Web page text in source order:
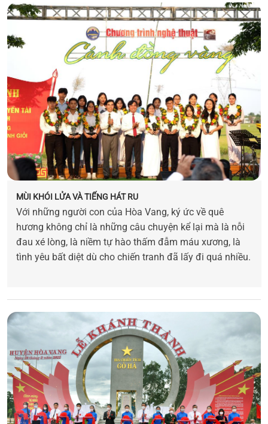
MÙI KHÓI LỬA VÀ TIẾNG HÁT RU
Với những người con của Hòa Vang, ký ức về quê
hương không chỉ là những câu chuyện kể lại mà là nỗi
đau xé lòng, là niềm tự hào thấm đẫm máu xương, là
tình yêu bất diệt dù cho chiến tranh đã lấy đi quá nhiều.